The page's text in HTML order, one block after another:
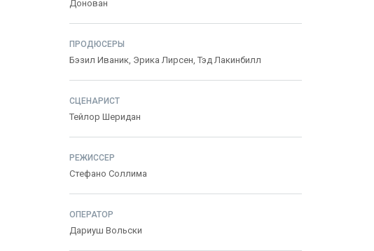
Донован
ПРОДЮСЕРЫ
Бэзил Иваник, Эрика Лирсен, Тэд Лакинбилл
СЦЕНАРИСТ
Тейлор Шеридан
РЕЖИССЕР
Стефано Соллима
ОПЕРАТОР
Дариуш Вольски